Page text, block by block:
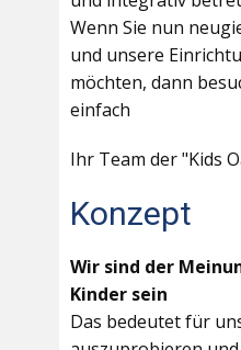
Wenn Sie nun
und unsere
möchten, dann
einfach
Ihr Team der "Kids
Konzept
Wir sind der
Kinder sein
Das bedeutet für